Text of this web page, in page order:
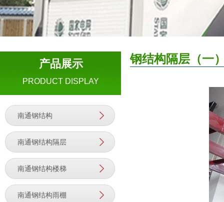
产品展示
PRODUCT DISPLAY
南通钢结构
南通钢结构隔层
南通钢结构楼梯
南通钢结构雨棚
钢结构隔层（一